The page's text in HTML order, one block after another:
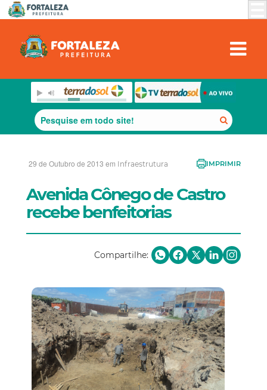
29 de Outubro de 2013 em Infraestrutura IMPRIMIR
Avenida Cônego de Castro
recebe benfeitorias
Compartilhe: